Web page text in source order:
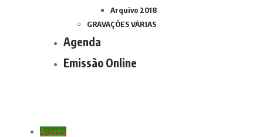
Arquivo 2018
GRAVAÇÕES VÁRIAS
Agenda
Emissão Online
Açores